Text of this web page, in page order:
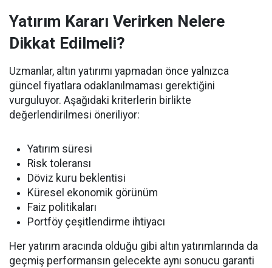
Yatırım Kararı Verirken Nelere
Dikkat Edilmeli?
Uzmanlar, altın yatırımı yapmadan önce yalnızca
güncel fiyatlara odaklanılmaması gerektiğini
vurguluyor. Aşağıdaki kriterlerin birlikte
değerlendirilmesi öneriliyor:
Yatırım süresi
Risk toleransı
Döviz kuru beklentisi
Küresel ekonomik görünüm
Faiz politikaları
Portföy çeşitlendirme ihtiyacı
Her yatırım aracında olduğu gibi altın yatırımlarında da
geçmiş performansın gelecekte aynı sonucu garanti